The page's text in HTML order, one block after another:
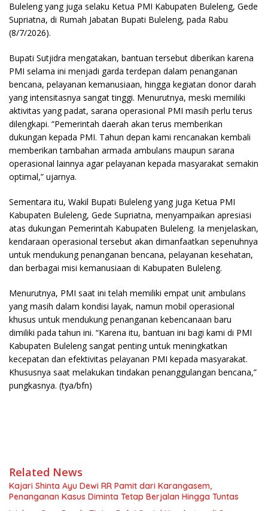
Buleleng yang juga selaku Ketua PMI Kabupaten Buleleng, Gede
Supriatna, di Rumah Jabatan Bupati Buleleng, pada Rabu
(8/7/2026).
Bupati Sutjidra mengatakan, bantuan tersebut diberikan karena
PMI selama ini menjadi garda terdepan dalam penanganan
bencana, pelayanan kemanusiaan, hingga kegiatan donor darah
yang intensitasnya sangat tinggi. Menurutnya, meski memiliki
aktivitas yang padat, sarana operasional PMI masih perlu terus
dilengkapi. “Pemerintah daerah akan terus memberikan
dukungan kepada PMI. Tahun depan kami rencanakan kembali
memberikan tambahan armada ambulans maupun sarana
operasional lainnya agar pelayanan kepada masyarakat semakin
optimal,” ujarnya.
Sementara itu, Wakil Bupati Buleleng yang juga Ketua PMI
Kabupaten Buleleng, Gede Supriatna, menyampaikan apresiasi
atas dukungan Pemerintah Kabupaten Buleleng. Ia menjelaskan,
kendaraan operasional tersebut akan dimanfaatkan sepenuhnya
untuk mendukung penanganan bencana, pelayanan kesehatan,
dan berbagai misi kemanusiaan di Kabupaten Buleleng.
Menurutnya, PMI saat ini telah memiliki empat unit ambulans
yang masih dalam kondisi layak, namun mobil operasional
khusus untuk mendukung penanganan kebencanaan baru
dimiliki pada tahun ini. “Karena itu, bantuan ini bagi kami di PMI
Kabupaten Buleleng sangat penting untuk meningkatkan
kecepatan dan efektivitas pelayanan PMI kepada masyarakat.
Khususnya saat melakukan tindakan penanggulangan bencana,”
pungkasnya. (tya/bfn)
Related News
Kajari Shinta Ayu Dewi RR Pamit dari Karangasem,
Penanganan Kasus Diminta Tetap Berjalan Hingga Tuntas